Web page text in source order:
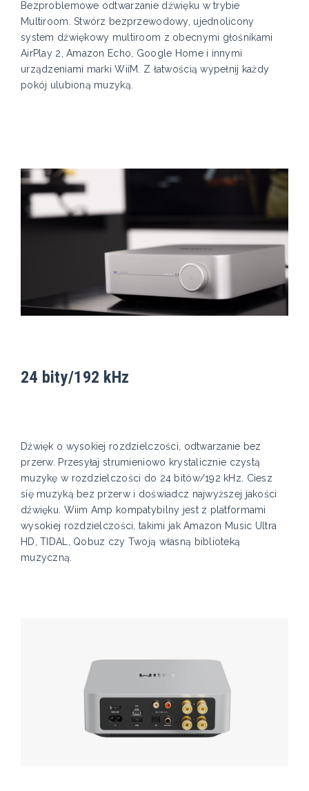
Bezproblemowe odtwarzanie dźwięku w trybie
Multiroom. Stwórz bezprzewodowy, ujednolicony
system dźwiękowy multiroom z obecnymi głośnikami
AirPlay 2, Amazon Echo, Google Home i innymi
urządzeniami marki WiiM. Z łatwością wypełnij każdy
pokój ulubioną muzyką.
24 bity/192 kHz
Dźwięk o wysokiej rozdzielczości, odtwarzanie bez
przerw. Przesyłaj strumieniowo krystalicznie czystą
muzykę w rozdzielczości do 24 bitów/192 kHz. Ciesz
się muzyką bez przerw i doświadcz najwyższej jakości
dźwięku. Wiim Amp kompatybilny jest z platformami
wysokiej rozdzielczości, takimi jak Amazon Music Ultra
HD, TIDAL, Qobuz czy Twoją własną biblioteką
muzyczną.